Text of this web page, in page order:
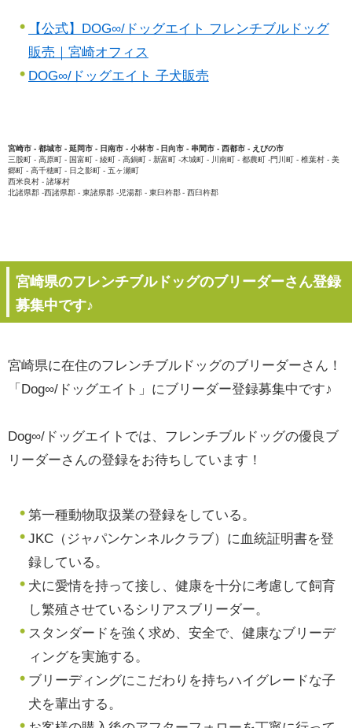
【公式】DOG∞/ドッグエイト フレンチブルドッグ
販売｜宮崎オフィス
DOG∞/ドッグエイト 子犬販売
宮崎市 - 都城市 - 延岡市 - 日南市 - 小林市 - 日向市 - 串間市 - 西都市 - えびの市
三股町 - 高原町 - 国富町 - 綾町 - 高鍋町 - 新富町 -木城町 - 川南町 - 都農町 -門川町 - 椎葉村 - 美
郷町 - 高千穂町 - 日之影町 - 五ヶ瀬町
西米良村 - 諸塚村
北諸県郡 -西諸県郡 - 東諸県郡 -児湯郡 - 東臼杵郡 - 西臼杵郡
宮崎県のフレンチブルドッグのブリーダーさん登録
募集中です♪
宮崎県に在住のフレンチブルドッグのブリーダーさん！
「Dog∞/ドッグエイト」にブリーダー登録募集中です♪
Dog∞/ドッグエイトでは、フレンチブルドッグの優良ブ
リーダーさんの登録をお待ちしています！
第一種動物取扱業の登録をしている。
JKC（ジャパンケンネルクラブ）に血統証明書を登
録している。
犬に愛情を持って接し、健康を十分に考慮して飼育
し繁殖させているシリアスブリーダー。
スタンダードを強く求め、安全で、健康なブリーデ
ィングを実施する。
ブリーディングにこだわりを持ちハイグレードな子
犬を輩出する。